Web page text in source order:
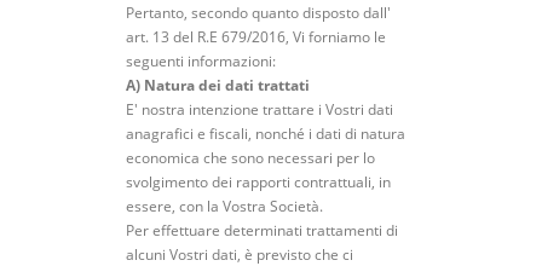
Pertanto, secondo quanto disposto dall'
art. 13 del R.E 679/2016, Vi forniamo le
seguenti informazioni:
A) Natura dei dati trattati
E' nostra intenzione trattare i Vostri dati
anagrafici e fiscali, nonché i dati di natura
economica che sono necessari per lo
svolgimento dei rapporti contrattuali, in
essere, con la Vostra Società.
Per effettuare determinati trattamenti di
alcuni Vostri dati, è previsto che ci